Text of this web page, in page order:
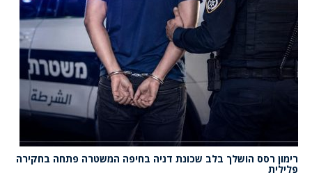
רימון רסס הושלך בלב שכונת דניה בחיפה המשטרה פתחה בחקירה
פלילית